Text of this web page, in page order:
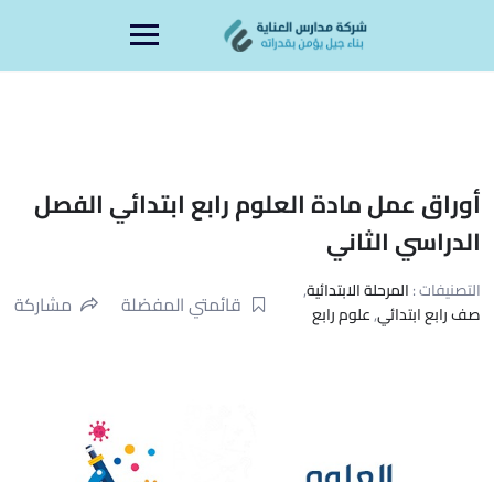
أوراق عمل مادة العلوم رابع ابتدائي الفصل
الدراسي الثاني
التصنيفات :المرحلة الابتدائية,
صف رابع ابتدائي,علوم رابع قائمتي المفضلة مشاركة